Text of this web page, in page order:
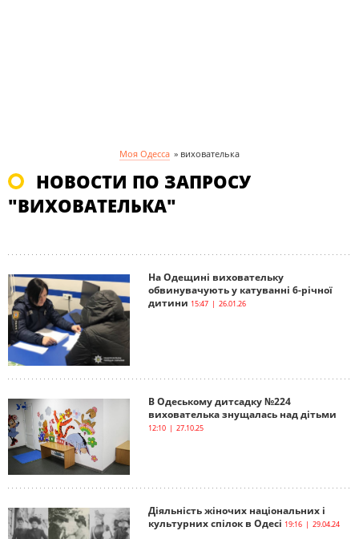
Моя Одесса » вихователька
НОВОСТИ ПО ЗАПРОСУ
"ВИХОВАТЕЛЬКА"
На Одещині виховательку
обвинувачують у катуванні 6-річної
дитини 15:47 | 26.01.26
В Одеському дитсадку №224
вихователька знущалась над дітьми
12:10 | 27.10.25
Діяльність жіночих національних і
культурних спілок в Одесі 19:16 | 29.04.24